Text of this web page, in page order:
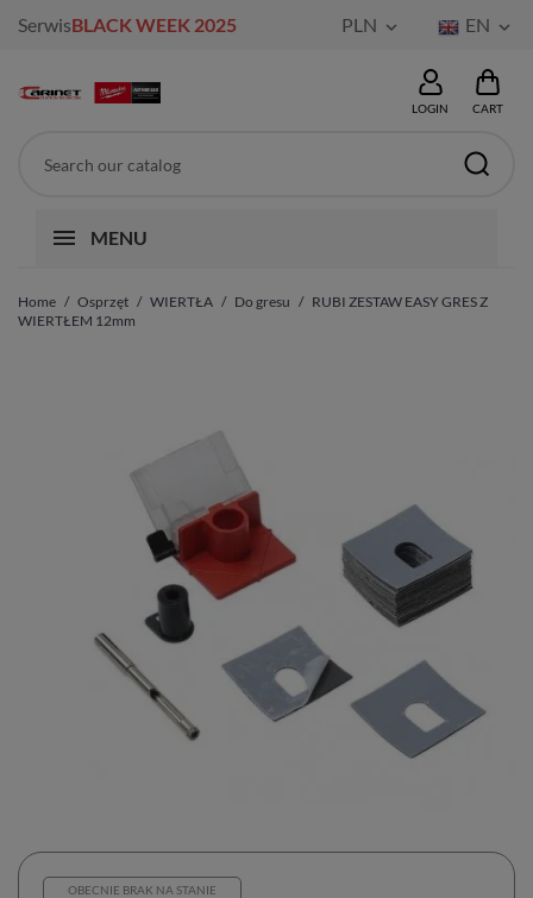
SerwisBLACK WEEK 2025 PLN  EN 
LOGIN CART
MENU
Home Osprzęt WIERTŁA Do gresu
RUBI ZESTAW EASY GRES Z
WIERTŁEM 12mm
OBECNIE BRAK NA STANIE